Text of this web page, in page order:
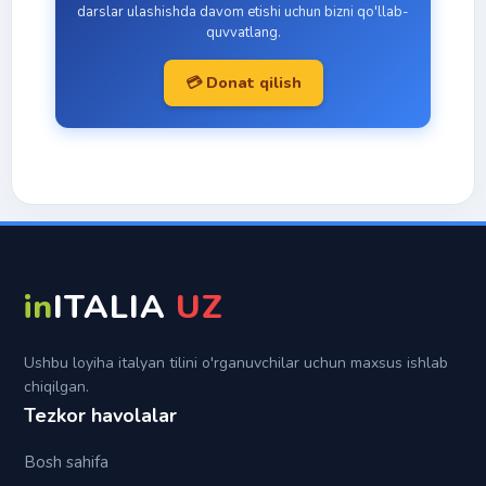
Passato remoto
Trapassato prossimo
Trapassato remoto
Ravishdosh (gerundio)
A
Su
Italyan imo-ishoralari
Topiklar
darslar ulashishda davom etishi uchun bizni qo'llab-
quvvatlang.
💳 Donat qilish
inITALIA UZ
Ushbu loyiha italyan tilini o'rganuvchilar uchun maxsus ishlab
chiqilgan.
Tezkor havolalar
Bosh sahifa